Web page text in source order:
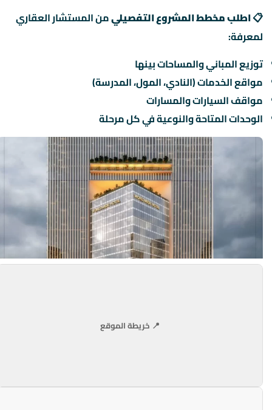
📋اطلب مخطط المشروع التفصيليمن المستشار العقاري
لمعرفة:
توزيع المباني والمساحات بينها
مواقع الخدمات (النادي، المول، المدرسة)
مواقف السيارات والمسارات
الوحدات المتاحة والنوعية في كل مرحلة
📍 خريطة الموقع